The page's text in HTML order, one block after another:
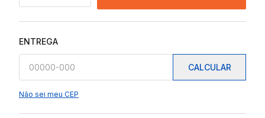
ENTREGA
CALCULAR
Não sei meu CEP